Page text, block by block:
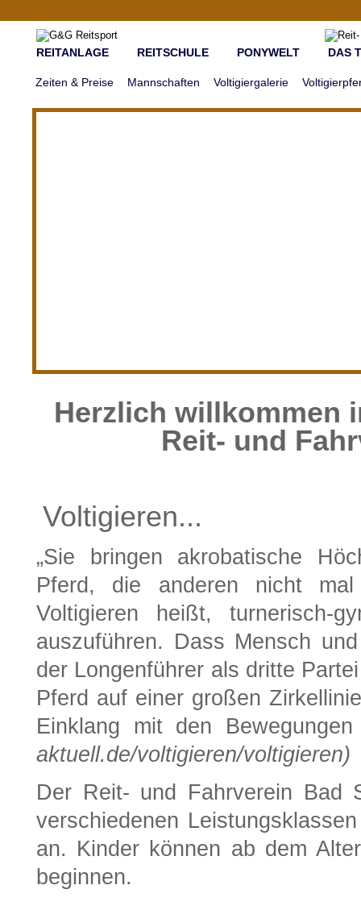
REITANLAGE REITSCHULE PONYWELT DAS
Zeiten & Preise Mannschaften Voltigiergalerie
Herzlich willkommen
Reit- und
Voltigieren...
„Sie bringen akrobatische
Pferd, die anderen nicht
Voltigieren heißt, turnerisch-
auszuführen. Dass Mensch
der Longenführer als dritte
Pferd auf einer großen
Einklang mit den
aktuell.de/voltigieren/voltigieren)
Der Reit- und Fahrverein Bad
verschiedenen
an. Kinder können ab dem
beginnen.